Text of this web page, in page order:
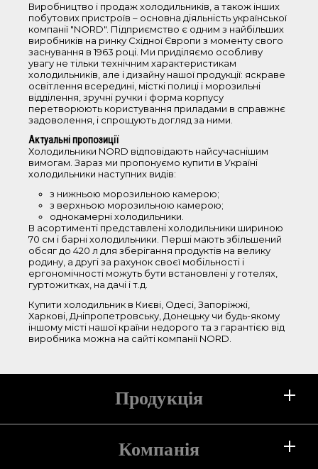
<100 л
101-200 л
201-250 л
251-350 л
350-700 л
Висота
0-85 см
86-150 см
181-210 см
Ширина
44-50 см
51-55 см
56-60 см
61-65 см
66-70 см
Колір
сріблястий
срібний текстурний
Виробництво і продаж холодильників, а також інших
побутових пристроїв – основна діяльність української
компанії "NORD". Підприємство є одним з найбільших
виробників на ринку Східної Європи з моменту свого
заснування в 1963 році. Ми приділяємо особливу
увагу не тільки технічним характеристикам
холодильників, але і дизайну нашої продукції: яскраве
освітлення всередині, місткі полиці і морозильні
відділення, зручні ручки і форма корпусу
перетворюють користування приладами в справжнє
задоволення, і спрощують догляд за ними.
Актуальні пропозиції
Холодильники NORD відповідають найсучаснішим
вимогам. Зараз ми пропонуємо купити в Україні
холодильники наступних видів:
з нижньою морозильною камерою;
з верхньою морозильною камерою;
однокамерні холодильники.
В асортименті представлені холодильники шириною
70 см і барні холодильники. Перші мають збільшений
обсяг до 420 л для зберігання продуктів на велику
родину, а другі за рахунок своєї мобільності і
ергономічності можуть бути встановлені у готелях,
гуртожитках, на дачі і т.д.
Купити холодильник в Києві, Одесі, Запоріжжі,
Харкові, Дніпропетровську, Донецьку чи будь-якому
іншому місті нашої країни недорого та з гарантією від
виробника можна на сайті компанії NORD.
Продукція
Холодильники
Компанія